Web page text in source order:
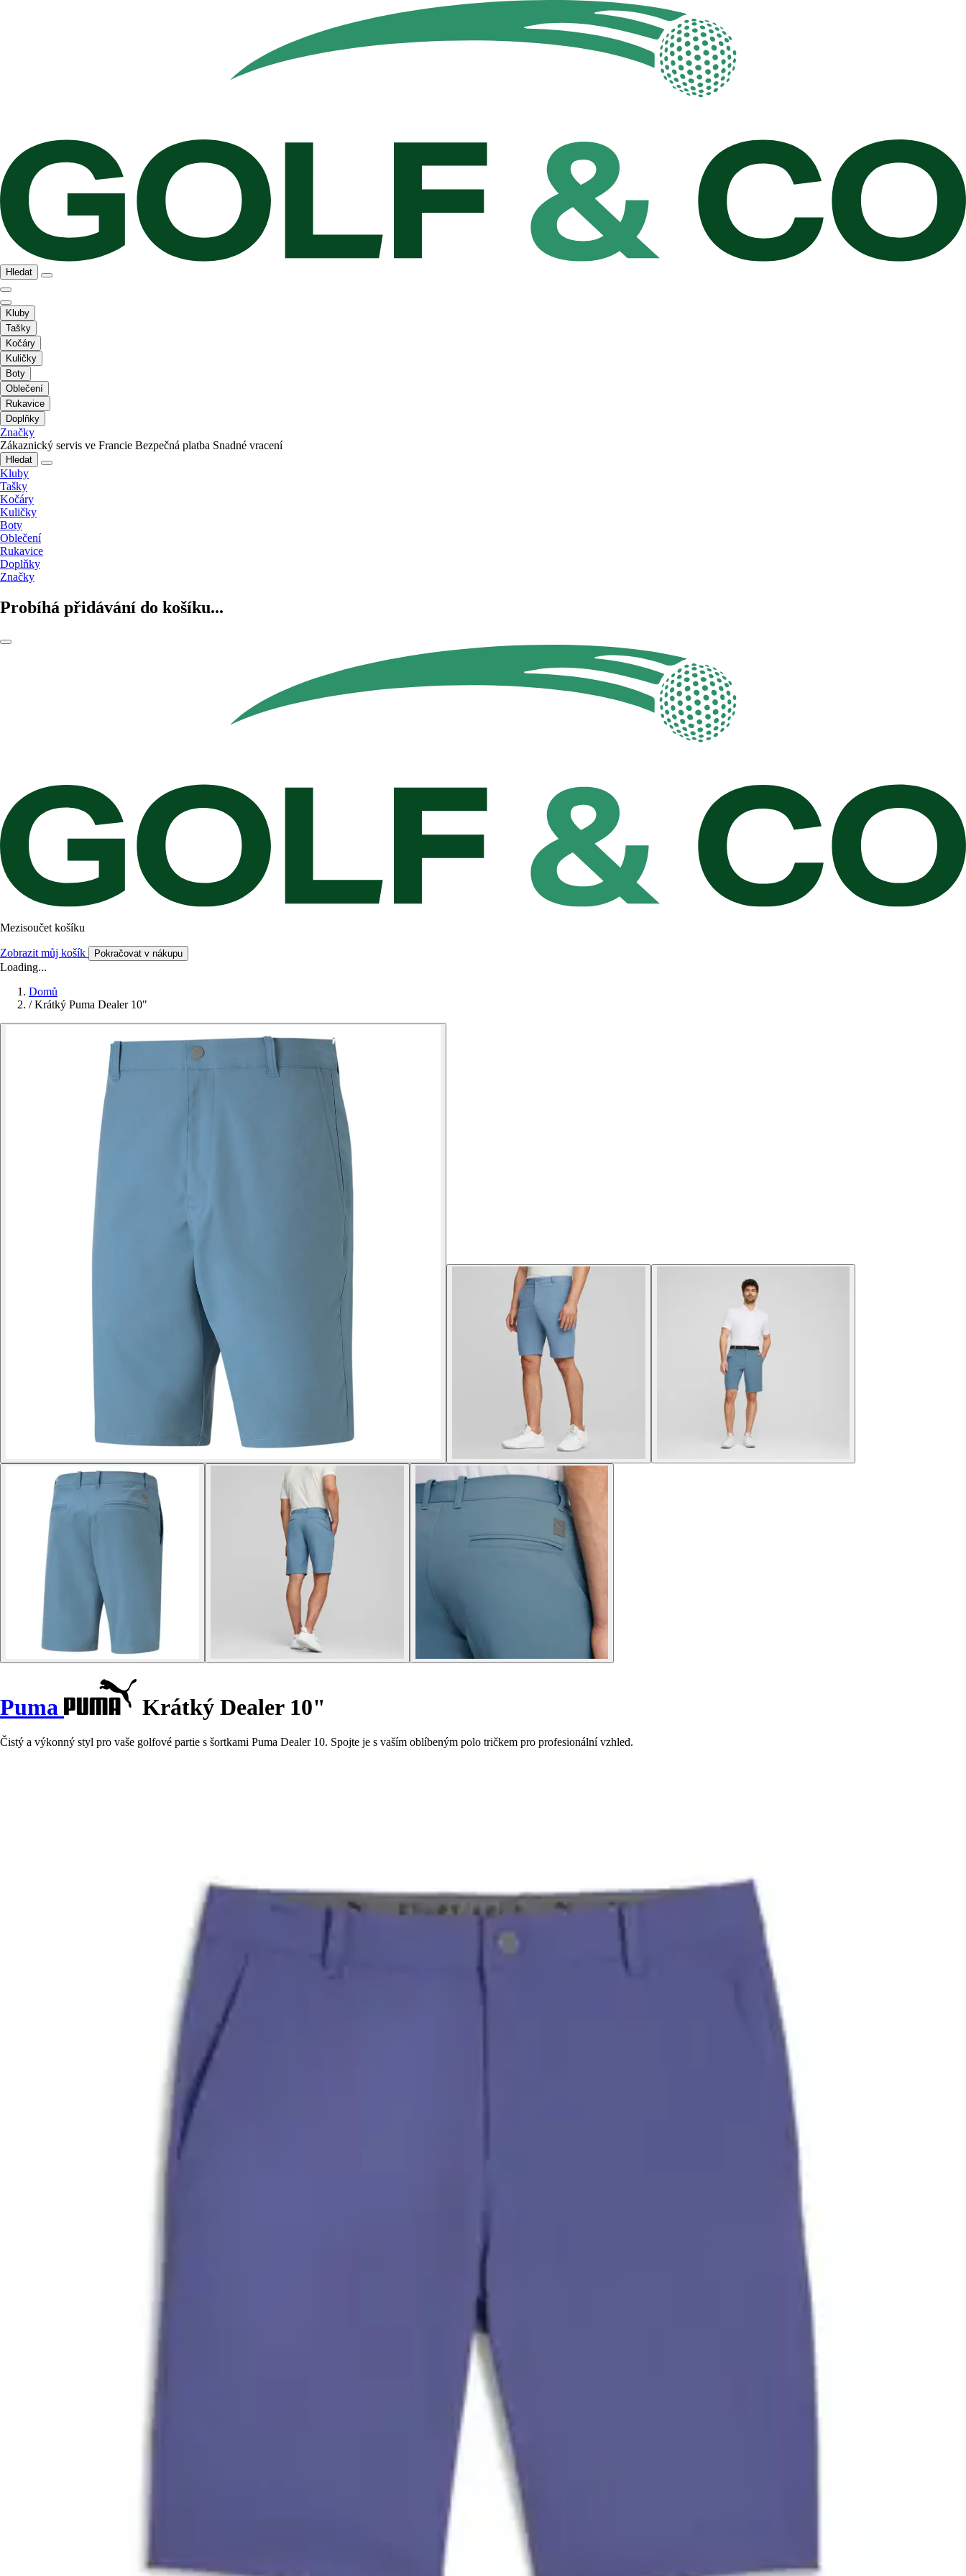
Hledat
Kluby
Tašky
Kočáry
Kuličky
Boty
Oblečení
Rukavice
Doplňky
Značky
Zákaznický servis ve Francie Bezpečná platba Snadné vracení
Hledat
Kluby
Tašky
Kočáry
Kuličky
Boty
Oblečení
Rukavice
Doplňky
Značky
Probíhá přidávání do košíku...
Mezisoučet košíku
Zobrazit můj košík Pokračovat v nákupu
Loading...
Domů
/ Krátký Puma Dealer 10"
Puma Krátký Dealer 10"
Čistý a výkonný styl pro vaše golfové partie s šortkami Puma Dealer 10. Spojte je s vaším oblíbeným polo tričkem pro profesionální vzhled.